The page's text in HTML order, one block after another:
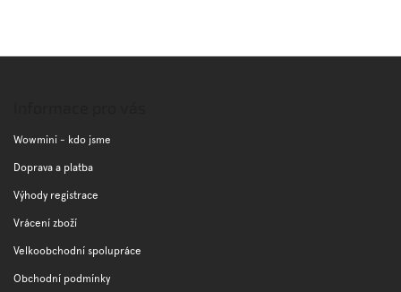
Wowmini - kdo jsme
Doprava a platba
Výhody registrace
Vrácení zboží
Velkoobchodní spolupráce
Obchodní podmínky